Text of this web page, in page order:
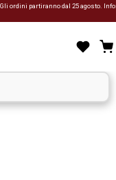
. Gli ordini partiranno dal 25 agosto. Info: